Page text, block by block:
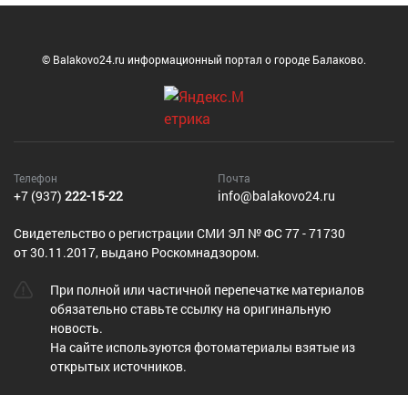
© Balakovo24.ru информационный портал о городе Балаково.
Телефон
+7 (937) 222-15-22
Почта
info@balakovo24.ru
Cвидетельство о регистрации СМИ ЭЛ № ФС 77 - 71730
от 30.11.2017, выдано Роскомнадзором.
При полной или частичной перепечатке материалов
обязательно ставьте ссылку на оригинальную
новость.
На сайте используются фотоматериалы взятые из
открытых источников.